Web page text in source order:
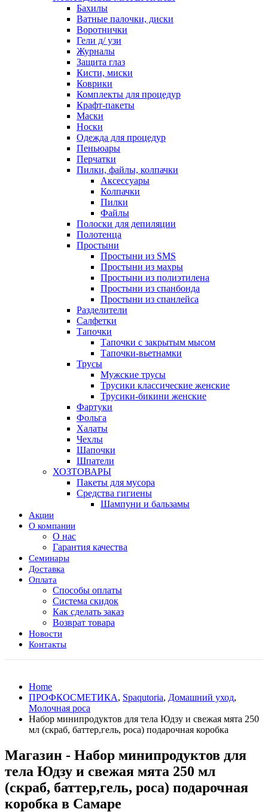
Бахилы
Ватные палочки, диски
Воротнички
Гели д/ узи
Журналы
Защита глаз
Кисти, миски
Коврики
Комплекты для процедур
Крафт-пакеты
Маски
Носки
Одежда для процедур
Пеньюары
Перчатки
Пилки, файлы, колпачки
Аксессуары
Колпачки
Пилки
Файлы
Полоски для депиляции
Полотенца
Простыни
Простыни из SMS
Простыни из махры
Простыни из полиэтилена
Простыни из спанбонда
Простыни из спанлейса
Разделители
Салфетки
Тапочки
Тапочки с закрытым мысом
Тапочки-вьетнамки
Трусы
Мужские трусы
Трусики классические женские
Трусики-бикини женские
Фартуки
Фольга
Халаты
Чехлы
Шапочки
Шпатели
ХОЗТОВАРЫ
Пакеты для мусора
Средства гигиены
Шампуни и бальзамы
Акции
О компании
О нас
Гарантия качества
Семинары
Доставка
Оплата
Способы оплаты
Система скидок
Как сделать заказ
Возврат товара
Новости
Контакты
Home
ПРОФКОСМЕТИКА, Spaqutoria, Домашний уход,
Молочная роса
Набор минипродуктов для тела Юдзу и свежая мята 250
мл (скраб, баттер,гель, роса) подарочная коробка
Магазин - Набор минипродуктов для
тела Юдзу и свежая мята 250 мл
(скраб, баттер,гель, роса) подарочная
коробка в Самаре